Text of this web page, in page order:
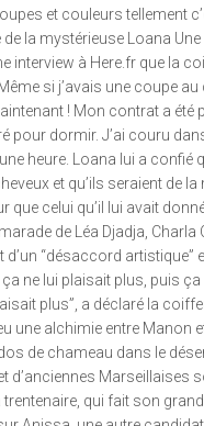
et couleurs tellement
de la mystérieuse Loana
interview à Here.fr que la
si j’avais une coupe
! Mon contrat a été
pour dormir. J’ai couru
heure. Loana lui a confié
et qu’ils seraient de
que celui qu’il lui avait
de Léa Djadja, Charla
d’un “désaccord artistique”
ne lui plaisait plus, puis
plus”, a déclaré la
une alchimie entre Manon
de chameau dans le
et d’anciennes Marseillaises
trentenaire, qui fait son